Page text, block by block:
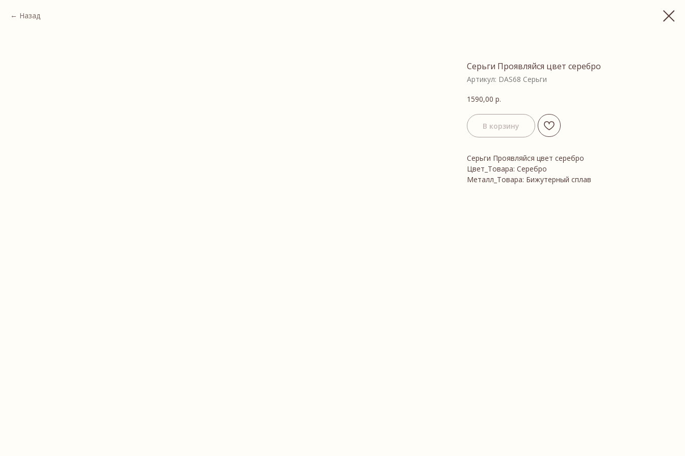
Назад
Серьги Проявляйся цвет серебро
Артикул: DAS68 Серьги
1590,00 р.
В корзину
Серьги Проявляйся цвет серебро
Цвет_Товара: Серебро
Металл_Товара: Бижутерный сплав